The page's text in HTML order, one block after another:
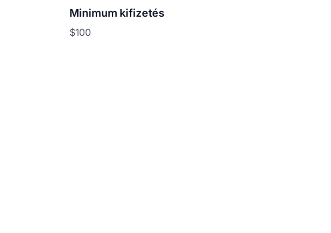
Minimum kifizetés
$100